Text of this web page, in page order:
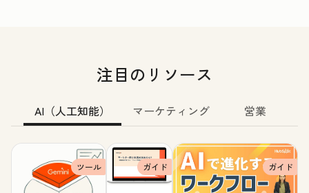
注目のリソース
AI（人工知能） マーケティング 営業
ツール ガイド ガイド